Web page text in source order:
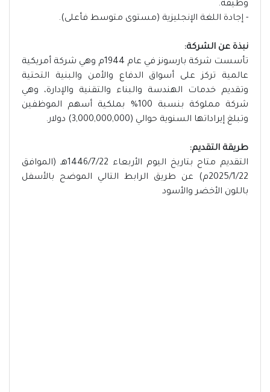
وظيفة.
- إجادة اللغة الإنجليزية (مستوى متوسط فأعلى).
نبذة عن الشركة:
تأسست شركة بارسونز في عام 1944م وهي شركة أمريكية
عالمية تركز على أسواق الدفاع والأمن والبنية التحتية
وتقديم خدمات الهندسة والبناء والتقنية والإدارة، وهي
شركة مملوكة بنسبة 100% بملكية أسهم الموظفين
وتبلغ إيراداتها السنوية حوالي (3,000,000,000) دولار.
طريقة التقديم:
التقديم متاح بتاريخ اليوم الأربعاء 1446/7/22هـ (الموافق
2025/1/22م) عن طريق الرابط التالي الموضح بالأسفل
باللون الأخضر والأسود